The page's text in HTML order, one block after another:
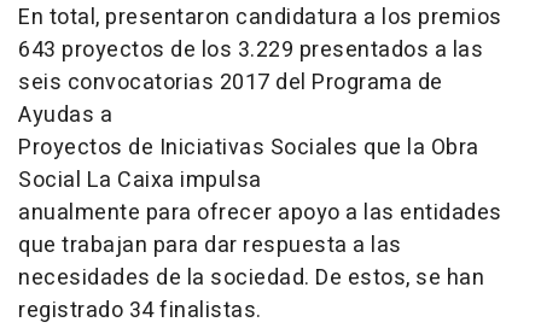
En total, presentaron candidatura a los premios
643 proyectos de los 3.229 presentados a las
seis convocatorias 2017 del Programa de
Ayudas a
Proyectos de Iniciativas Sociales que la Obra
Social La Caixa impulsa
anualmente para ofrecer apoyo a las entidades
que trabajan para dar respuesta a las
necesidades de la sociedad. De estos, se han
registrado 34 finalistas.